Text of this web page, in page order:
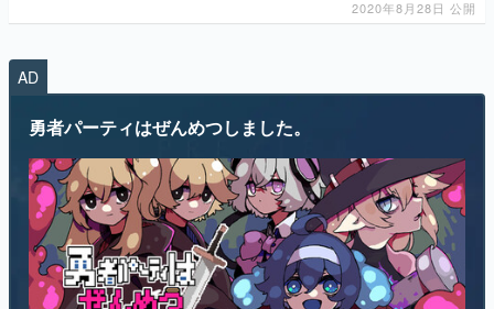
2020年8月28日 公開
AD
勇者パーティはぜんめつしました。